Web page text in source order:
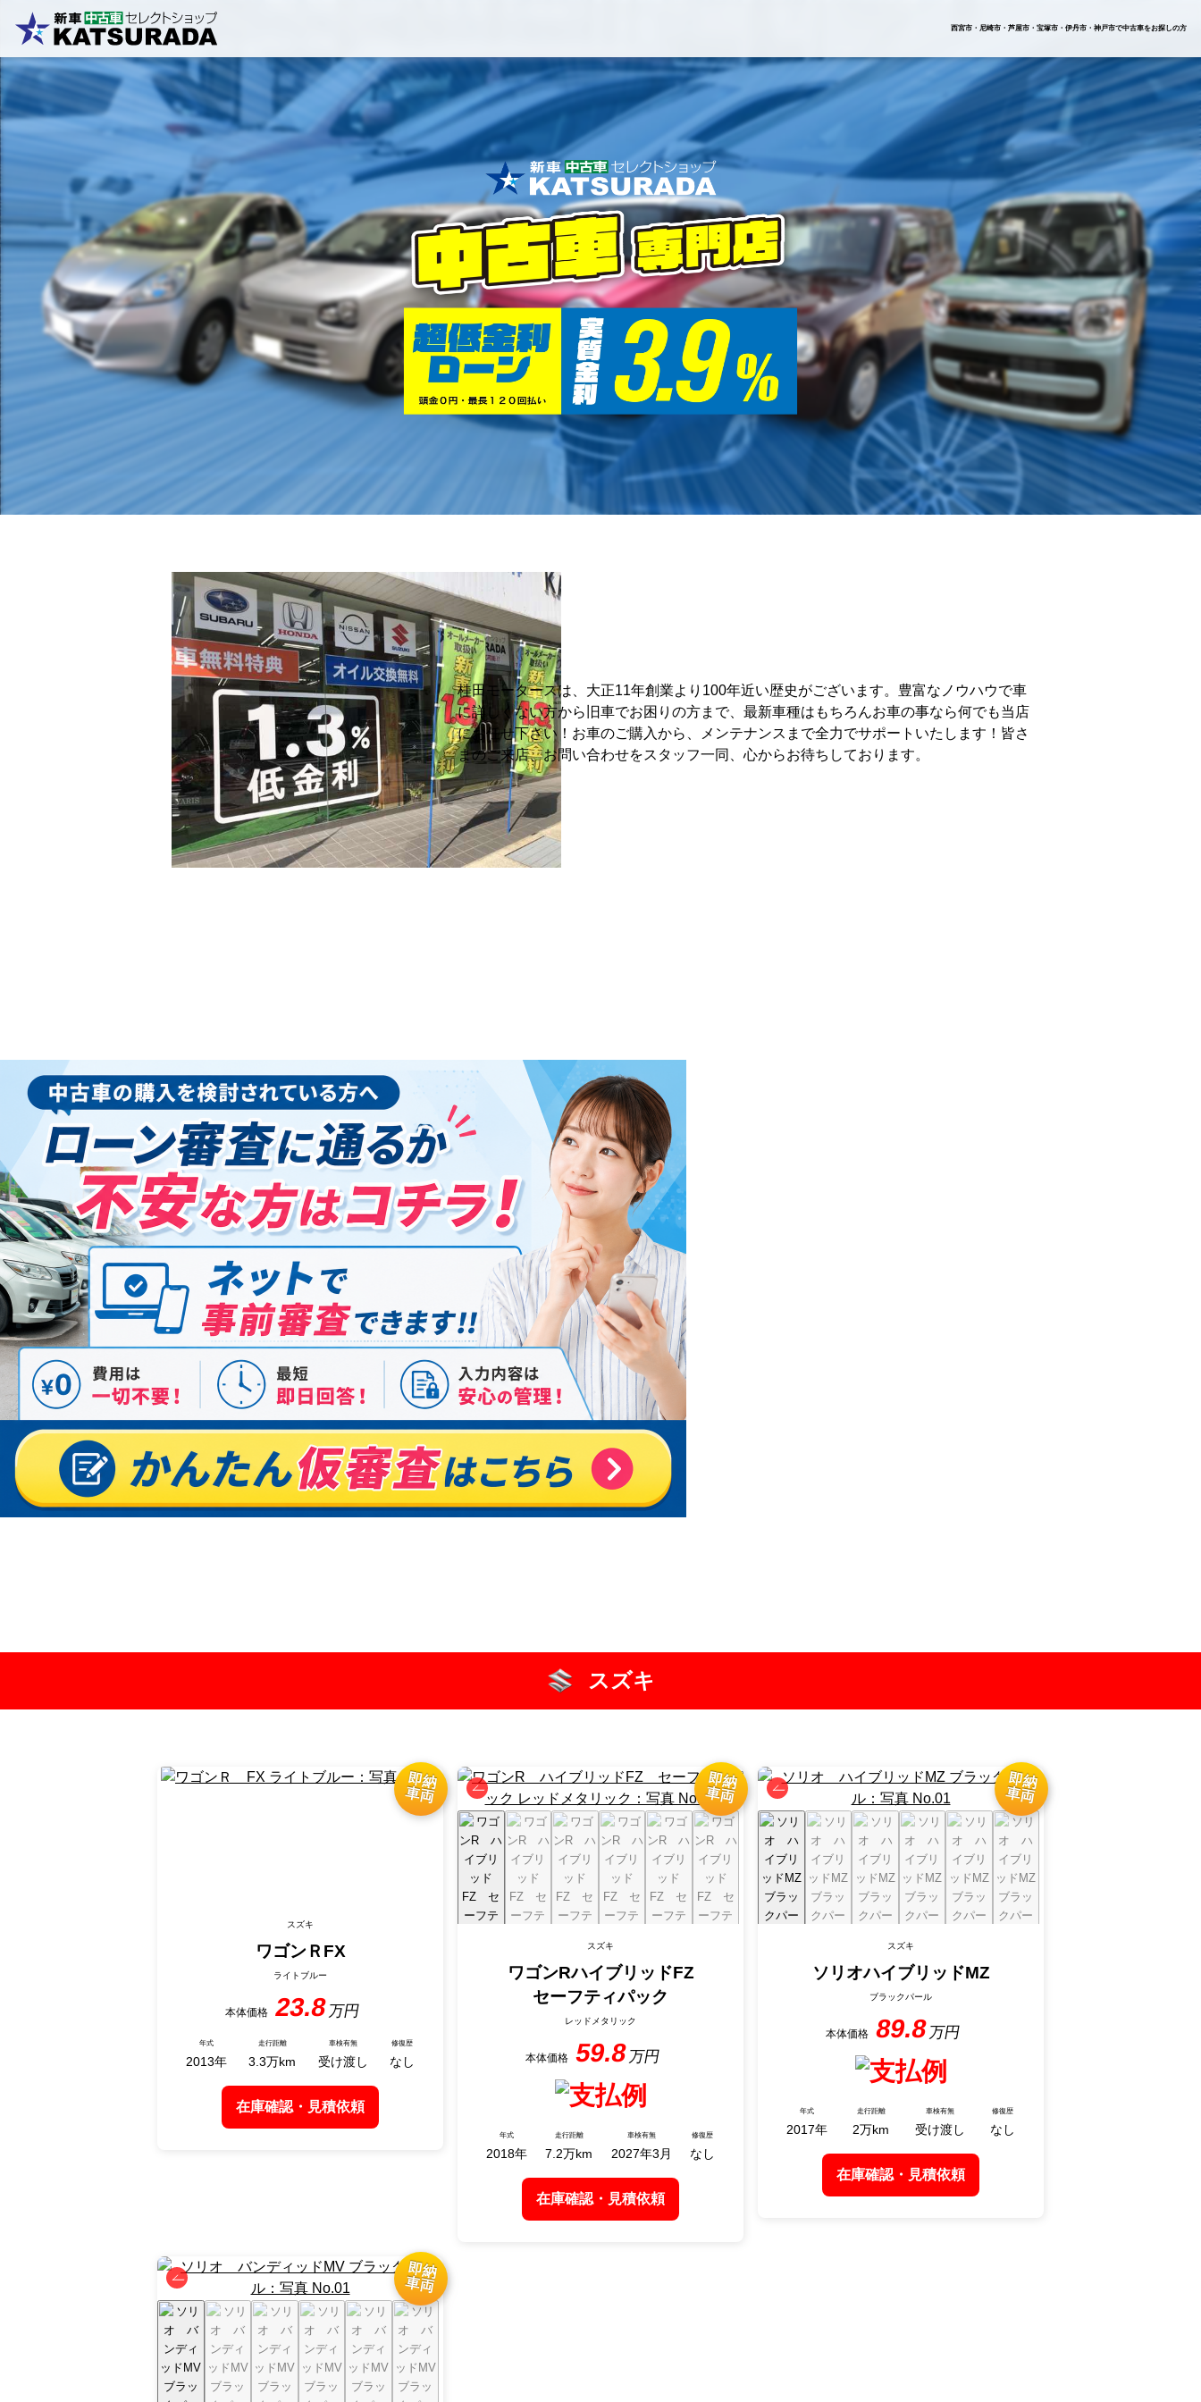
西宮市・尼崎市・ 芦屋市・宝塚市・ 伊丹市・神戸市で中古車をお探しの方
桂田モータースは、大正11年創業より100年近い歴史がございます。豊富なノウハウで車
に詳しくない方から旧車でお困りの方まで、最新車種はもちろんお車の事なら何でも当店
にお任せ下さい！お車のご購入から、メンテナンスまで全力でサポートいたします！皆さ
まのご来店、お問い合わせをスタッフ一同、心からお待ちしております。
スズキ
スズキ
ワゴンＲ FX
ライトブルー
23.8
2013 3.3 受け渡し なし
在庫確認・見積依頼
スズキ
ワゴンRハイブリッドFZ
セーフティパック
レッドメタリック
59.8
2018 7.2 2027年3月 なし
在庫確認・見積依頼
スズキ
ソリオハイブリッドMZ
ブラックパール
89.8
2017 2 受け渡し なし
在庫確認・見積依頼